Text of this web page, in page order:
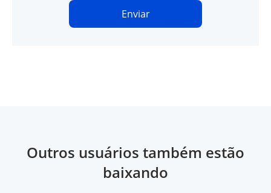
Enviar
Outros usuários também estão
baixando